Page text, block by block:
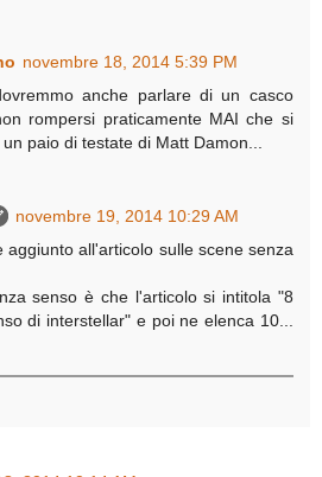
novembre 18, 2014 5:39 PM
anche parlare di un casco
rompersi praticamente MAI che si
paio di testate di Matt Damon...
novembre 19, 2014 10:29 AM
aggiunto all'articolo sulle scene senza
senso è che l'articolo si intitola "8
di interstellar" e poi ne elenca 10...